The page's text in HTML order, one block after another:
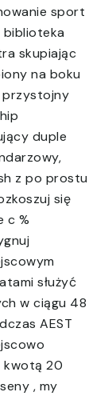
sport
biblioteka
skupiając
na boku
przystojny
duple
z po prostu
się
c %
służyć
w ciągu 48
AEST
kwotą 20
, my